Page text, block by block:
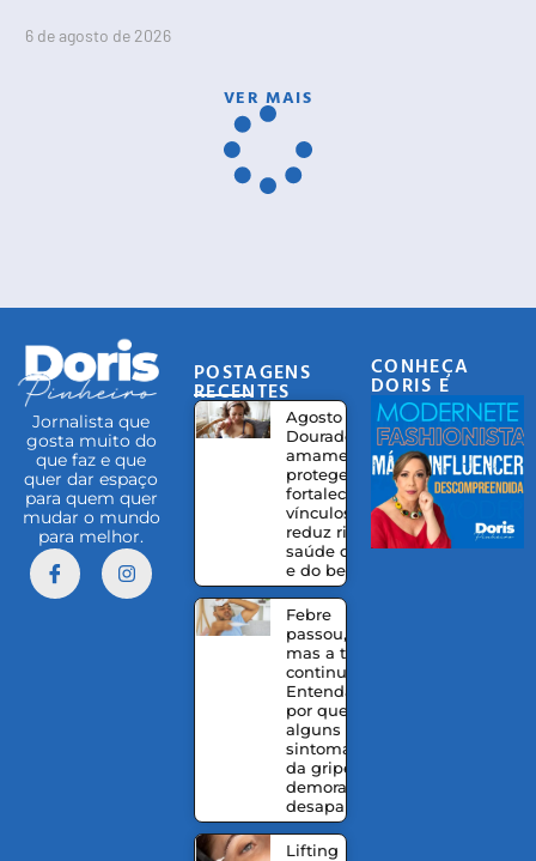
6 de agosto de 2026
VER MAIS
Jornalista que
gosta muito do
que faz e que
quer dar espaço
para quem quer
mudar o mundo
para melhor.
POSTAGENS
RECENTES
Agosto
Dourado:
amamentação
protege,
fortalece
vínculos e
reduz riscos à
saúde da mãe
e do bebê
Febre
passou,
mas a tosse
continua?
Entenda
por que
alguns
sintomas
da gripe
demoram a
desaparecer
Lifting
CONHEÇA
DORIS E
EQUIPE